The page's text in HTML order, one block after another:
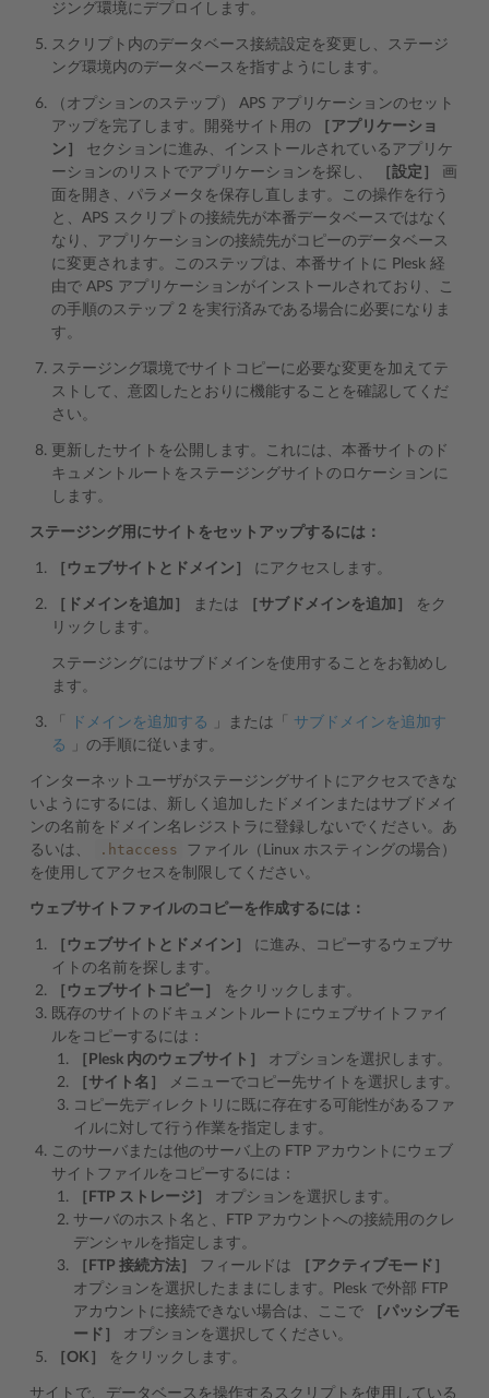
ジング環境にデプロイします。
スクリプト内のデータベース接続設定を変更し、ステージ
ング環境内のデータベースを指すようにします。
（オプションのステップ） APS アプリケーションのセット
アップを完了します。開発サイト用の
［アプリケーショ
ン］
セクションに進み、インストールされているアプリケ
ーションのリストでアプリケーションを探し、
［設定］
画
面を開き、パラメータを保存し直します。この操作を行う
と、APS スクリプトの接続先が本番データベースではなく
なり、アプリケーションの接続先がコピーのデータベース
に変更されます。このステップは、本番サイトに Plesk 経
由で APS アプリケーションがインストールされており、こ
の手順のステップ 2 を実行済みである場合に必要になりま
す。
ステージング環境でサイトコピーに必要な変更を加えてテ
ストして、意図したとおりに機能することを確認してくだ
さい。
更新したサイトを公開します。これには、本番サイトのド
キュメントルートをステージングサイトのロケーションに
します。
ステージング用にサイトをセットアップするには：
［ウェブサイトとドメイン］ にアクセスします。
［ドメインを追加］ または ［サブドメインを追加］
をク
リックします。
ステージングにはサブドメインを使用することをお勧めし
ます。
「 ドメインを追加する 」または「 サブドメインを追加す
る
」の手順に従います。
インターネットユーザがステージングサイトにアクセスできな
いようにするには、新しく追加したドメインまたはサブドメイ
ンの名前をドメイン名レジストラに登録しないでください。あ
るいは、
.htaccess
ファイル（Linux ホスティングの場合）
を使用してアクセスを制限してください。
ウェブサイトファイルのコピーを作成するには：
［ウェブサイトとドメイン］
に進み、コピーするウェブサ
イトの名前を探します。
［ウェブサイトコピー］
をクリックします。
既存のサイトのドキュメントルートにウェブサイトファイ
ルをコピーするには：
［Plesk 内のウェブサイト］
オプションを選択します。
［サイト名］
メニューでコピー先サイトを選択します。
コピー先ディレクトリに既に存在する可能性があるファ
イルに対して行う作業を指定します。
このサーバまたは他のサーバ上の FTP アカウントにウェブ
サイトファイルをコピーするには：
［FTP ストレージ］
オプションを選択します。
サーバのホスト名と、FTP アカウントへの接続用のクレ
デンシャルを指定します。
［FTP 接続方法］
フィールドは
［アクティブモード］
オプションを選択したままにします。Plesk で外部 FTP
アカウントに接続できない場合は、ここで
［パッシブモ
ード］
オプションを選択してください。
［OK］
をクリックします。
サイトで、データベースを操作するスクリプトを使用している